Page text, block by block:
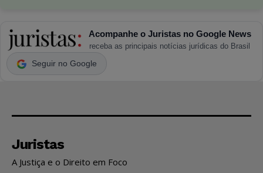
Acompanhe o Juristas no Google News
receba as principais notícias jurídicas do Brasil
Seguir no Google
Juristas
A Justiça e o Direito em Foco